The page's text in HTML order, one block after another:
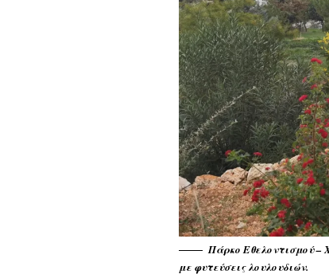
Πάρκο Εθελοντισμού –
με φυτεύσεις λουλουδιών.